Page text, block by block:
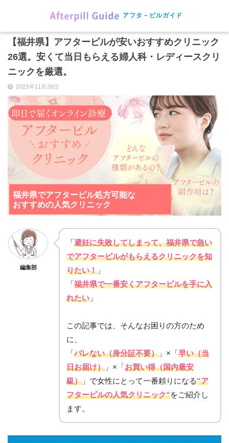
アフタ－ピルガイド
【福井県】アフターピルが安いおすすめクリニック
26選。安くて当日もらえる婦人科・レディースクリ
ニックを厳選。
2023年11月28日
福井県でアフターピル処方可能な
おすすめの人気クリニック
編集部
「避妊に失敗してしまって、福井県で急い
でアフターピルがもらえるクリニックを知
りたい！ 」
「福井県で一番安くアフターピルを手に入
れたい 」
この記事では、そんなお困りの方のため
に、
「バレない（身分証不要） 」×「早い（当
日お届け） 」×「お買い得（国内最安
級） 」で女性にとって一番頼りになる“ア
フターピルの人気クリニック“をご紹介し
ます。